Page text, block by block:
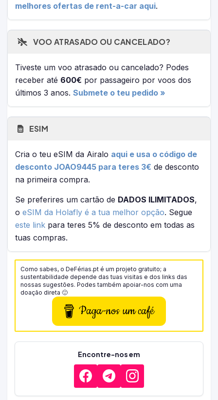
melhores ofertas de rent-a-car aqui.
VOO ATRASADO OU CANCELADO?
Tiveste um voo atrasado ou cancelado? Podes
receber até 600€ por passageiro por voos dos
últimos 3 anos. Submete o teu pedido »
ESIM
Cria o teu eSIM da Airalo aqui e usa o código de
desconto JOAO9445 para teres 3€ de desconto
na primeira compra.
Se preferires um cartão de DADOS ILIMITADOS,
o eSIM da Holafly é a tua melhor opção. Segue
este link para teres 5% de desconto em todas as
tuas compras.
Como sabes, o DeFérias.pt é um projeto gratuito; a
sustentabilidade depende das tuas visitas e dos links das
nossas sugestões. Podes também apoiar-nos com uma
doação direta 🙂
Paga-nos um café
Encontre-nos em